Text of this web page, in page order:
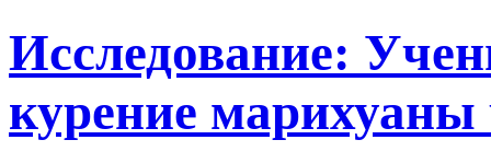
Исследование:
курение